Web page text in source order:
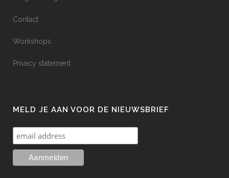
Contact
Workshops
Privacy statement
MELD JE AAN VOOR DE NIEUWSBRIEF